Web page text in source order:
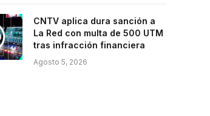
CNTV aplica dura sanción a
La Red con multa de 500 UTM
tras infracción financiera
Agosto 5, 2026